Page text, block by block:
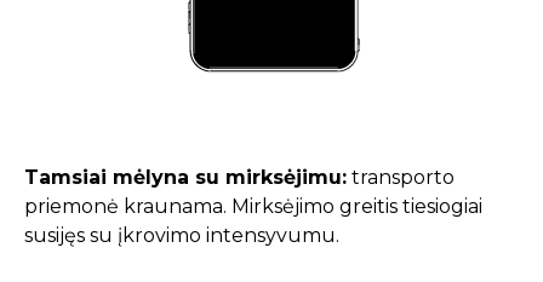
Tamsiai mėlyna su mirksėjimu: transporto
priemonė kraunama. Mirksėjimo greitis tiesiogiai
susijęs su įkrovimo intensyvumu.